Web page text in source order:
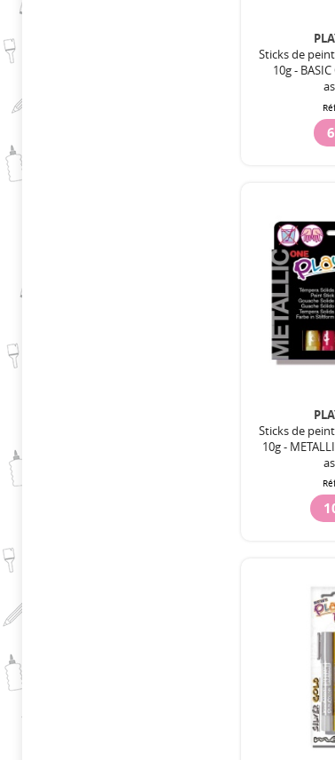
Sticks de
10g -
Sticks de
10g -